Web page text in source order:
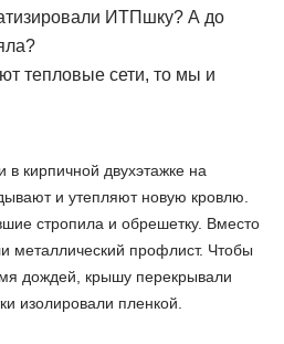
ИТПшку? А до
тепловые сети, то мы и
кирпичной двухэтажке на
и утепляют новую кровлю.
стропила и обрешетку. Вместо
металлический профлист. Чтобы
дождей, крышу перекрывали
изолировали пленкой.